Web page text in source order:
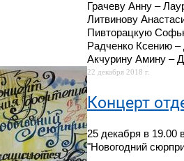
Грачеву Анну –
Литвинову
Пивторацкую
Радченко Ксению
Акчурину Амину –
22 декабря 2018 г.
Концерт
25 декабря в 19.00
"Новогодний